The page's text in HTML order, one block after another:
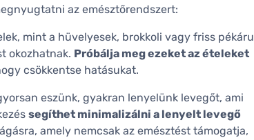
az emésztőrendszert:
mint a hüvelyesek, brokkoli vagy friss pékáru
okozhatnak. Próbálja meg ezeket az ételeket
csökkentse hatásukat.
eszünk, gyakran lenyelünk levegőt, ami
segíthet minimalizálni a lenyelt levegő
amely nemcsak az emésztést támogatja,